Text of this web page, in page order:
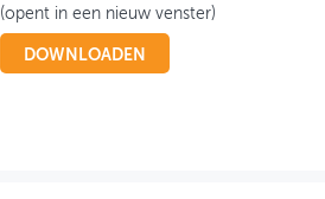
(opent in een nieuw venster)
DOWNLOADEN